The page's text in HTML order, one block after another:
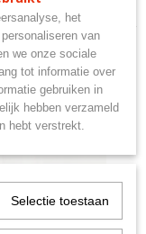
het
van
we onze sociale
tot informatie over
gebruiken in
hebben verzameld
hebt verstrekt.
Selectie toestaan